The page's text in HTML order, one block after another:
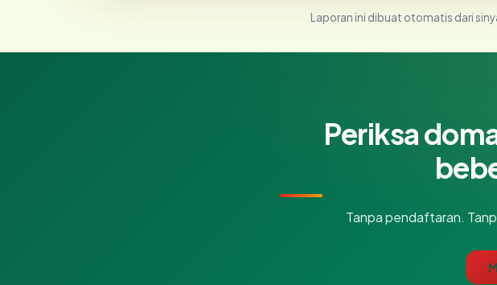
Laporan ini dibuat otomatis dari
Periksa
Tanpa pendaftaran.